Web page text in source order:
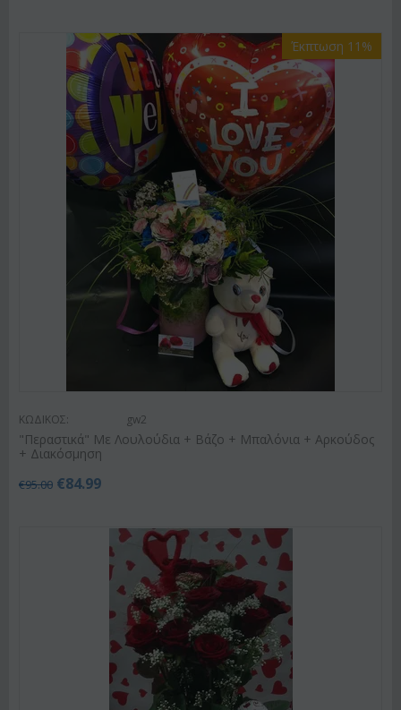
Έκπτωση 11%
ΚΩΔΙΚΟΣ: gw2
"Περαστικά" Με Λουλούδια + Βάζο + Μπαλόνια + Αρκούδος
+ Διακόσμηση
€95.00 €84.99